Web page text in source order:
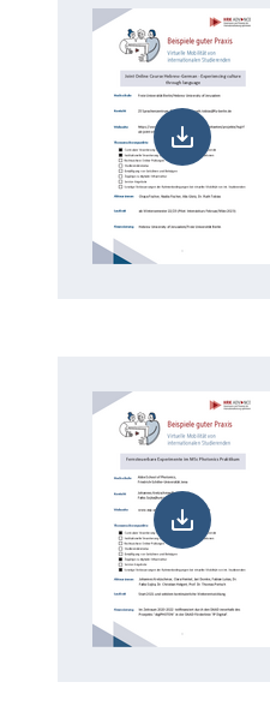
Herunterladen
Herunterladen